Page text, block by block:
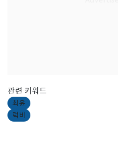
관련 키워드
최윤
럭비